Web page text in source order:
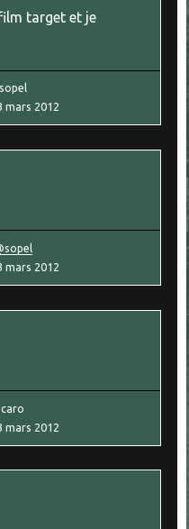
target et je
sopel
mars 2012
mars 2012
caro
mars 2012